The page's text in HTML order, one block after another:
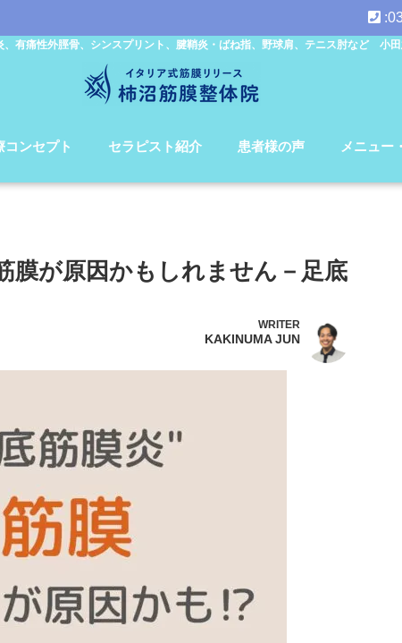
、有痛性外脛骨、シンスプリント、腱鞘炎・ばね指、野球肩、テニス肘など 小
コンセプト セラピスト紹介 患者様の声 メニュー
膜が原因かもしれません－足底
WRITER
KAKINUMA JUN